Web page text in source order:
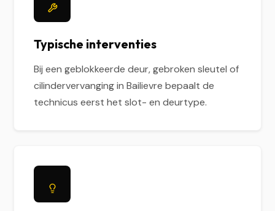
Typische interventies
Bij een geblokkeerde deur, gebroken sleutel of
cilindervervanging in Bailievre bepaalt de
technicus eerst het slot- en deurtype.